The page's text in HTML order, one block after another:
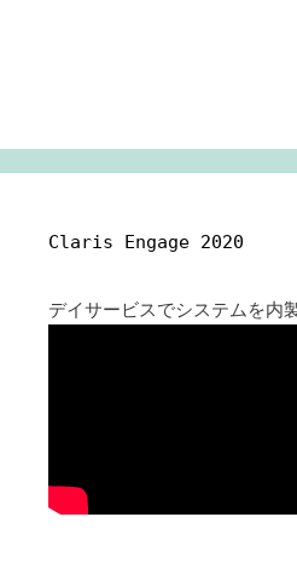
Claris Engage 2020
デイサービスでシステムを内